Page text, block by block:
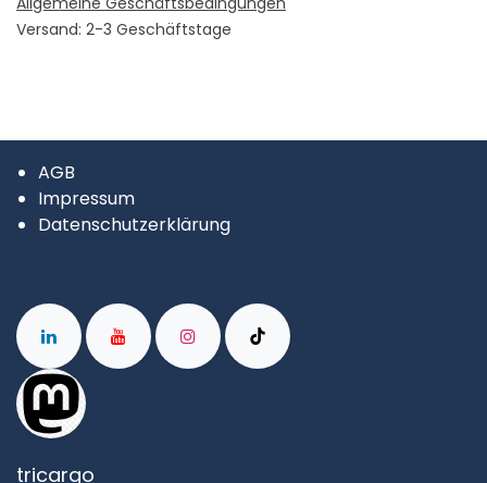
Versand: 2-3 Geschäftstage
AGB
Impressum
Datenschutzerklärung
tricargo